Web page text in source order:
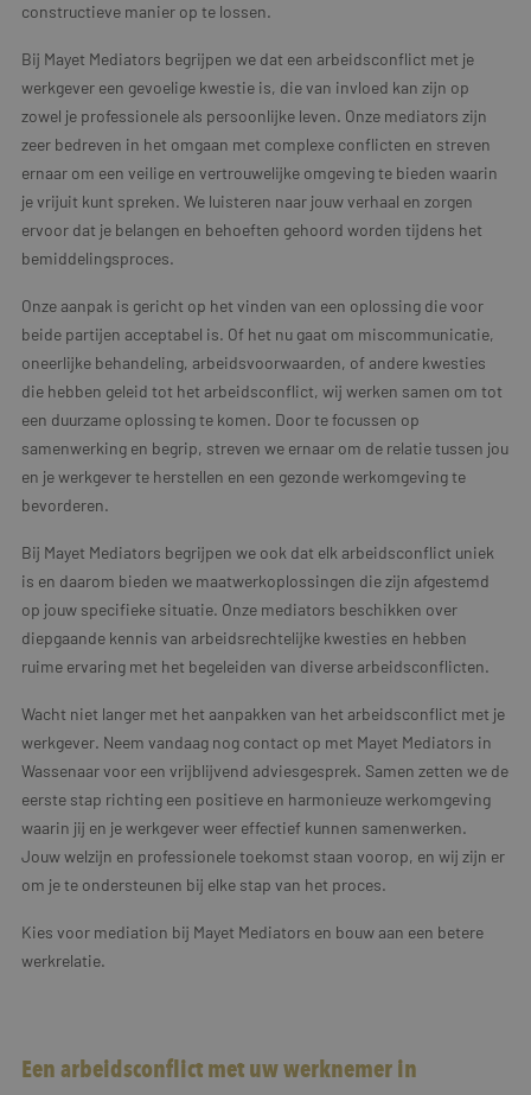
constructieve manier op te lossen.
Bij Mayet Mediators begrijpen we dat een arbeidsconflict met je
werkgever een gevoelige kwestie is, die van invloed kan zijn op
zowel je professionele als persoonlijke leven. Onze mediators zijn
zeer bedreven in het omgaan met complexe conflicten en streven
ernaar om een veilige en vertrouwelijke omgeving te bieden waarin
je vrijuit kunt spreken. We luisteren naar jouw verhaal en zorgen
ervoor dat je belangen en behoeften gehoord worden tijdens het
bemiddelingsproces.
Onze aanpak is gericht op het vinden van een oplossing die voor
beide partijen acceptabel is. Of het nu gaat om miscommunicatie,
oneerlijke behandeling, arbeidsvoorwaarden, of andere kwesties
die hebben geleid tot het arbeidsconflict, wij werken samen om tot
een duurzame oplossing te komen. Door te focussen op
samenwerking en begrip, streven we ernaar om de relatie tussen jou
en je werkgever te herstellen en een gezonde werkomgeving te
bevorderen.
Bij Mayet Mediators begrijpen we ook dat elk arbeidsconflict uniek
is en daarom bieden we maatwerkoplossingen die zijn afgestemd
op jouw specifieke situatie. Onze mediators beschikken over
diepgaande kennis van arbeidsrechtelijke kwesties en hebben
ruime ervaring met het begeleiden van diverse arbeidsconflicten.
Wacht niet langer met het aanpakken van het arbeidsconflict met je
werkgever. Neem vandaag nog contact op met Mayet Mediators in
Wassenaar voor een vrijblijvend adviesgesprek. Samen zetten we de
eerste stap richting een positieve en harmonieuze werkomgeving
waarin jij en je werkgever weer effectief kunnen samenwerken.
Jouw welzijn en professionele toekomst staan voorop, en wij zijn er
om je te ondersteunen bij elke stap van het proces.
Kies voor mediation bij Mayet Mediators en bouw aan een betere
werkrelatie.
Een arbeidsconflict met uw werknemer in